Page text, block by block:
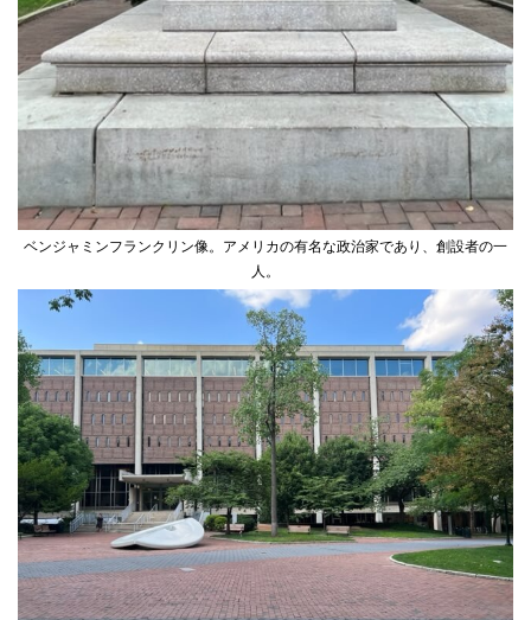
ベンジャミンフランクリン像。アメリカの有名な政治家であり、創設者の一
人。